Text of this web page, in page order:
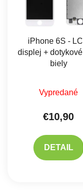
iPhone 6S -
displej +
biely
Vypredané
€10,90
DETAIL